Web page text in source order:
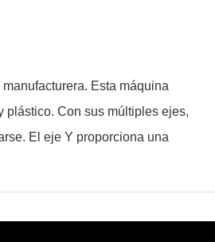
Esta máquina
plástico. Con sus múltiples ejes,
El eje Y proporciona una